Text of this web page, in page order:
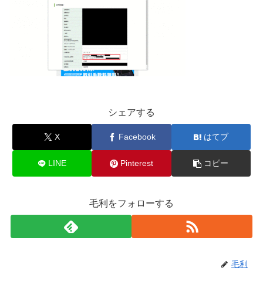
シェアする
X Facebook はてブ
LINE Pinterest コピー
毛利をフォローする
毛利